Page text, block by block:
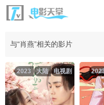
与“肖燕”相关的影片
电视剧
大陆
2023